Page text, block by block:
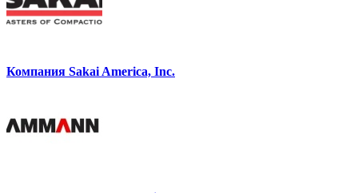
Компания Sakai America, Inc.